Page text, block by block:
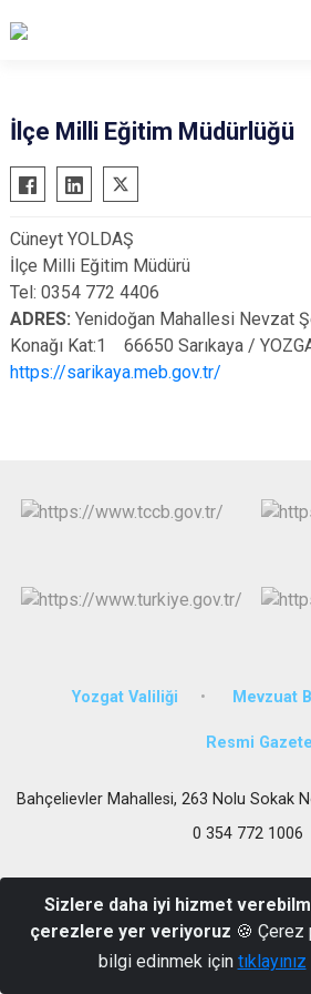
Gebze
Gölcük
Kandıra
Karamürsel
Körfez
Derince
İzmit
İlçe Milli Eğitim Müdürlüğü
Cüneyt YOLDAŞ
İlçe Milli Eğitim Müdürü
Tel: 0354 772 4406
ADRES: Yenidoğan Mahallesi Nevzat
Konağı Kat:1 66650 Sarıkaya /
https://sarikaya.meb.gov.tr/
Yozgat Valiliği Mevzuat
Resmi Gazete
Bahçelievler Mahallesi, 263 Nolu Sokak
0 354 772 1006
Sizlere daha iyi hizmet
çerezlere yer veriyoruz 🍪 Çerez
bilgi edinmek için tıklayınız